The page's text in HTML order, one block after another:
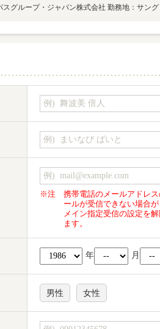
スグループ・ジャパン株式会社 勤務地：サン
※注
携帯電話のメールアドレ
ールが受信できない場合
メイン指定受信の設定を
ます。
年 月
男性 女性